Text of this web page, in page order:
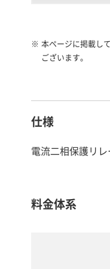
※ 本ページに掲載し
ございます。
仕様
電流二相保護リ
料金体系